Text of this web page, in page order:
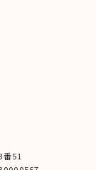
番51